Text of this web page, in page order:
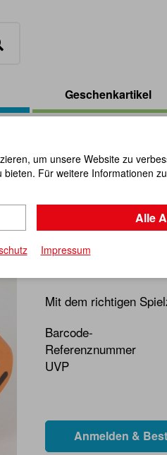
Geschenkartikel
Display
(12
Mit dem richtigen
Barcode-
Referenznummer
UVP
um unsere Website zu
Für weitere Informationen
Alle
Impressum